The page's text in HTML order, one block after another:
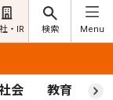
・IR 検索 Menu
会 教育 ス